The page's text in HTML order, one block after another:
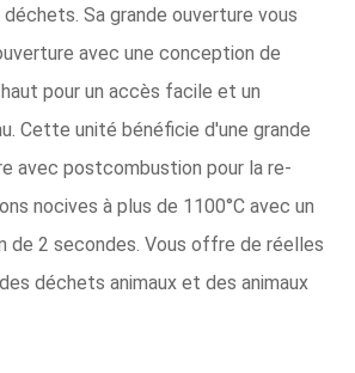
Sa grande ouverture vous
avec une conception de
pour un accès facile et un
Cette unité bénéficie d'une grande
avec postcombustion pour la re-
nocives à plus de 1100°C avec un
de 2 secondes. Vous offre de réelles
déchets animaux et des animaux